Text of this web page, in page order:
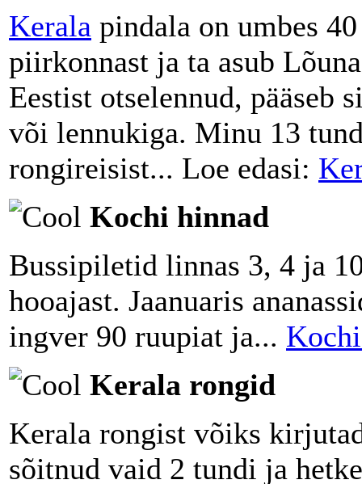
Kerala pindala on umbes
piirkonnast ja ta asub
Eestist otselennud, pääseb
või lennukiga. Minu 13
rongireisist... Loe edasi:
Kochi hinnad
Bussipiletid linnas 3, 4 ja
hooajast. Jaanuaris
ingver 90 ruupiat ja...
Kerala rongid
Kerala rongist võiks
sõitnud vaid 2 tundi ja